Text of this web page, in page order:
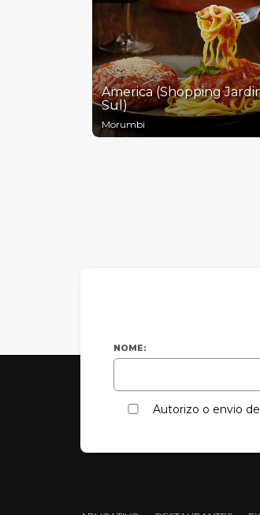
America (Shopping
Sul)
Morumbi
NOME:
Autorizo o envio